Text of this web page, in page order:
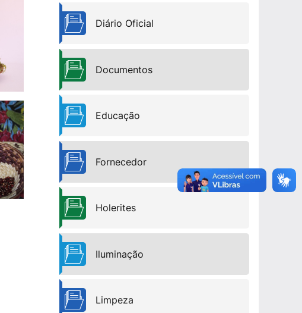
Diário Oficial
Documentos
Educação
Fornecedor
Holerites
Iluminação
Limpeza